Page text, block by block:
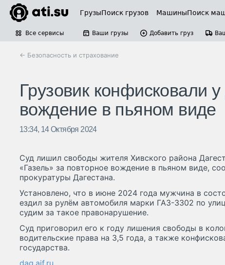
ГрузыПоиск грузов МашиныПоиск
Все сервисы Ваши грузы Добавить груз
← Безопасность и страхование
Грузовик конфисковали
вождение в пьяном виде
13:34, 14 Октября 2024
Суд лишил свободы жителя Хивского района
«Газель» за повторное вождение в пьяном виде,
прокуратуры Дагестана.
Установлено, что в июне 2024 года мужчина в
ездил за рулём автомобиля марки ГАЗ-3302 по
судим за такое правонарушение.
Суд приговорил его к году лишения свободы в
водительские права на 3,5 года, а также
государства.